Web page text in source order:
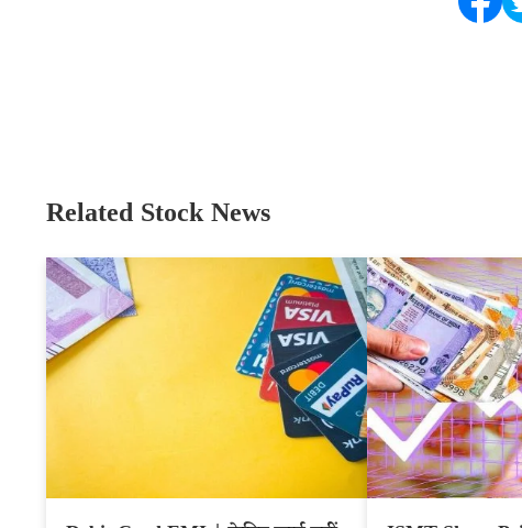
Related Stock News